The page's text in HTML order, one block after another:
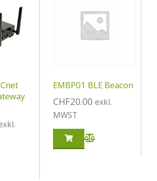
EMBP01 BLE Beacon
CHF20.00 exkl.
MWST